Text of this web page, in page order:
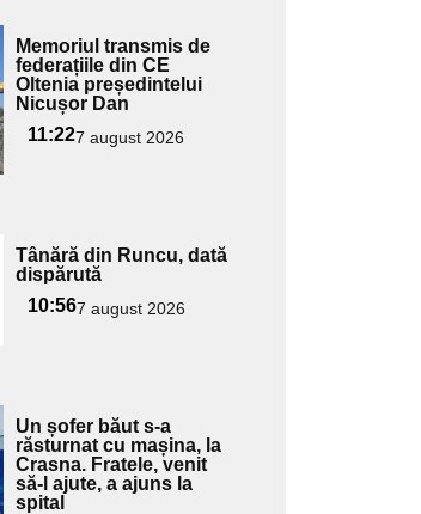
Memoriul transmis de
federațiile din CE
Oltenia președintelui
Nicușor Dan
11:227 august 2026
Tânără din Runcu, dată
dispărută
10:567 august 2026
Un șofer băut s-a
răsturnat cu mașina, la
Crasna. Fratele, venit
să-l ajute, a ajuns la
spital